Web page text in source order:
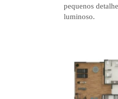
pequenos
luminoso.